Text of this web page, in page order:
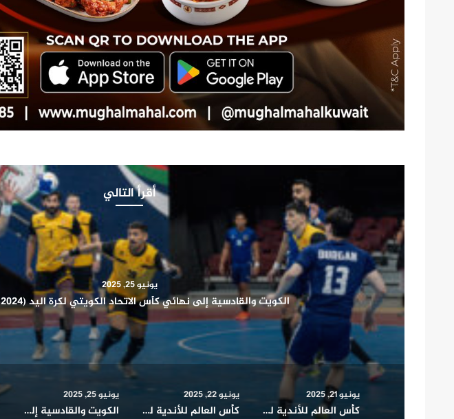
أقرأ التالي
يونيو 21, 2025
كأس العالم للأندية للقدم.. بايرن ميونخ يفوز على بوكا جونيورز (2 – 1)
يونيو 21, 2025
كأس العالم للأندية للقدم.. بايرن ميونخ يفوز على بوكا جونيورز (2 – 1)
يونيو 22, 2025
كأس العالم للأندية للقدم: مواجهة (ريفربليت) الأرجنتيني و(مونتييري) المكسيكي تنتهي بالتعادل السلبي
يونيو 25, 2025
الكويت والقادسية إلى نهائي كأس الاتحاد الكويتي لكرة اليد (2024-2025)